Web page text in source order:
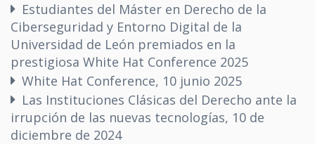
Estudiantes del Máster en Derecho de la
Ciberseguridad y Entorno Digital de la
Universidad de León premiados en la
prestigiosa White Hat Conference 2025
White Hat Conference, 10 junio 2025
Las Instituciones Clásicas del Derecho ante la
irrupción de las nuevas tecnologías, 10 de
diciembre de 2024